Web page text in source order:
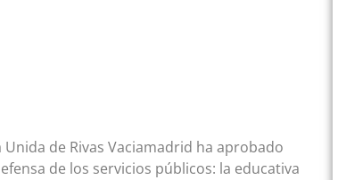
de Rivas Vaciamadrid ha aprobado
de los servicios públicos: la educativa